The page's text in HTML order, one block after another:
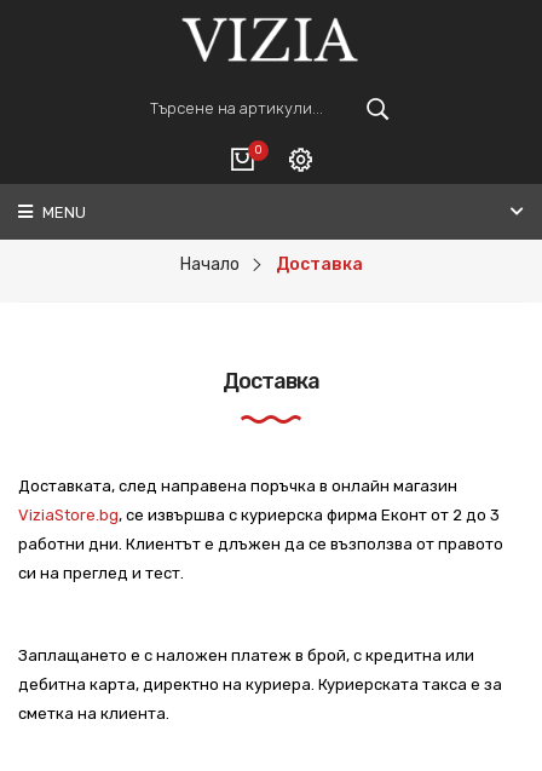
0
ВАШАТА КОЛИЧКА Е ПРАЗНА.
ПОРЪЧАЙ
Регистрация
MENU
Начало Доставка
Доставка
Доставката, след направена поръчка в онлайн магазин
ViziaStore.bg, се извършва с куриерска фирма Еконт от 2 до 3
работни дни. Клиентът е длъжен да се възползва от правото
си на преглед и тест.
Заплащането е с наложен платеж в брой, с кредитна или
дебитна карта, директно на куриера. Куриерската такса е за
сметка на клиента.